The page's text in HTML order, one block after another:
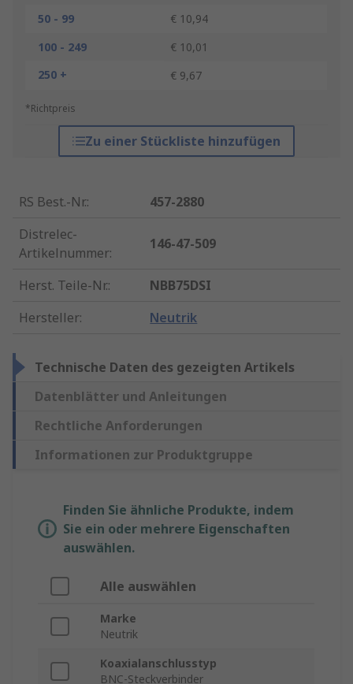
50 - 99
€ 10,94
100 - 249
€ 10,01
250 +
€ 9,67
*Richtpreis
Zu einer Stückliste hinzufügen
RS Best.-Nr.:
457-2880
Distrelec-
Artikelnummer:
146-47-509
Herst. Teile-Nr.:
NBB75DSI
Hersteller: Neutrik
Technische Daten des gezeigten Artikels
Datenblätter und Anleitungen
Rechtliche Anforderungen
Informationen zur Produktgruppe
Finden Sie ähnliche Produkte, indem
Sie ein oder mehrere Eigenschaften
auswählen.
Alle auswählen
Marke
Neutrik
Koaxialanschlusstyp
BNC-Steckverbinder